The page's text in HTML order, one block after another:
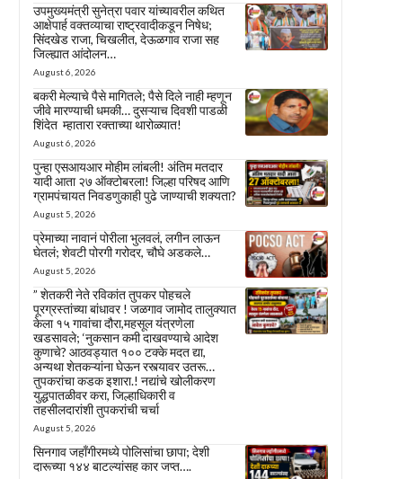
उपमुख्यमंत्री सुनेत्रा पवार यांच्यावरील कथित
आक्षेपार्ह वक्तव्याचा राष्ट्रवादीकडून निषेध;
सिंदखेड राजा, चिखलीत, देऊळगाव राजा सह
जिल्ह्यात आंदोलन…
August 6, 2026
बकरी मेल्याचे पैसे मागितले; पैसे दिले नाही म्हणून
जीवे मारण्याची धमकी… दुसऱ्याच दिवशी पाडळी
शिंदेत म्हातारा रक्ताच्या थारोळ्यात!
August 6, 2026
पुन्हा एसआयआर मोहीम लांबली! अंतिम मतदार
यादी आता २७ ऑक्टोबरला! जिल्हा परिषद आणि
ग्रामपंचायत निवडणुकाही पुढे जाण्याची शक्यता?
August 5, 2026
प्रेमाच्या नावानं पोरीला भुलवलं, लगीन लाऊन
घेतलं; शेवटी पोरगी गरोदर, चौघे अडकले…
August 5, 2026
” शेतकरी नेते रविकांत तुपकर पोहचले
पूरग्रस्तांच्या बांधावर ! जळगाव जामोद तालुक्यात
केला १५ गावांचा दौरा,महसूल यंत्रणेला
खडसावले; ‘नुकसान कमी दाखवण्याचे आदेश
कुणाचे? आठवड्यात १०० टक्के मदत द्या,
अन्यथा शेतकऱ्यांना घेऊन रस्त्यावर उतरू…
तुपकरांचा कडक इशारा.! नद्यांचे खोलीकरण
युद्धपातळीवर करा, जिल्हाधिकारी व
तहसीलदारांशी तुपकरांची चर्चा
August 5, 2026
सिनगाव जहाँगीरमध्ये पोलिसांचा छापा; देशी
दारूच्या १४४ बाटल्यांसह कार जप्त….